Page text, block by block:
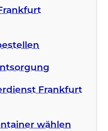
Frankfurt
wählen